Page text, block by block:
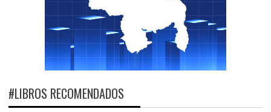
#LIBROS RECOMENDADOS